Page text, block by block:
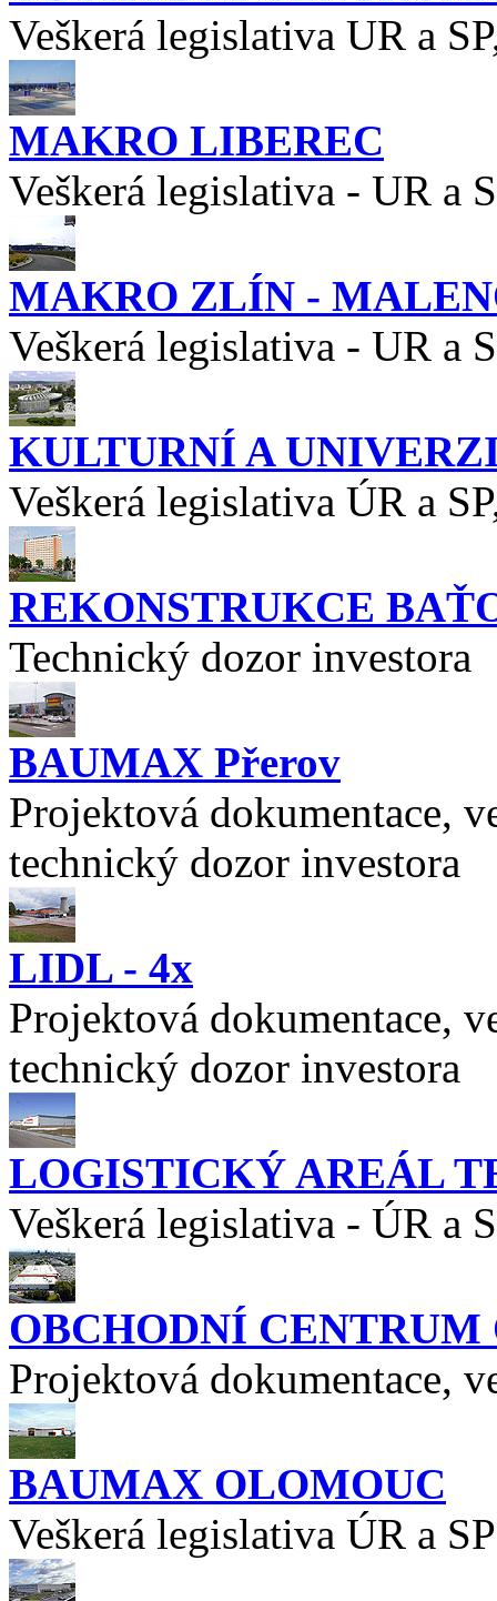
Veškerá legislativa UR a
MAKRO LIBEREC
Veškerá legislativa - UR a
MAKRO ZLÍN -
Veškerá legislativa - UR a
KULTURNÍ A
Veškerá legislativa ÚR a
REKONSTRUKCE
Technický dozor investora
BAUMAX Přerov
Projektová dokumentace,
technický dozor investora
LIDL - 4x
Projektová dokumentace,
technický dozor investora
LOGISTICKÝ AREÁL
Veškerá legislativa - ÚR a
OBCHODNÍ CENTRUM
Projektová dokumentace,
BAUMAX OLOMOUC
Veškerá legislativa ÚR a SP